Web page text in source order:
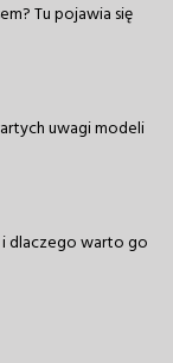
Tu pojawia się
uwagi modeli
dlaczego warto go